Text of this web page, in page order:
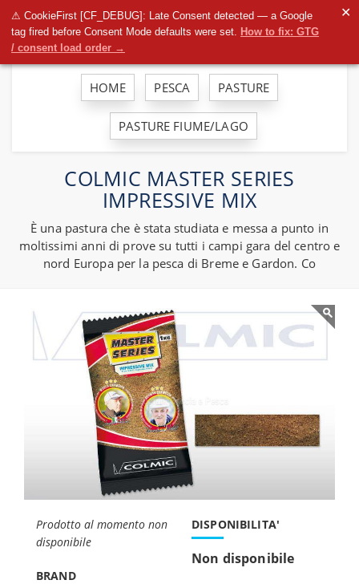
⚠ CookieFirst [CF_DEBUG]: Late Consent detected — a Google
tag fired before Consent Mode defaults were set. How to fix: GTG
/ consent load order →
✕
HOME PESCA PASTURE
PASTURE FIUME/LAGO
COLMIC MASTER SERIES
IMPRESSIVE MIX
È una pastura che è stata studiata e messa a punto in
moltissimi anni di prove su tutti i campi gara del centro e
nord Europa per la pesca di Breme e Gardon. Co
Prodotto al momento non
disponibile
BRAND
DISPONIBILITA'
Non disponibile